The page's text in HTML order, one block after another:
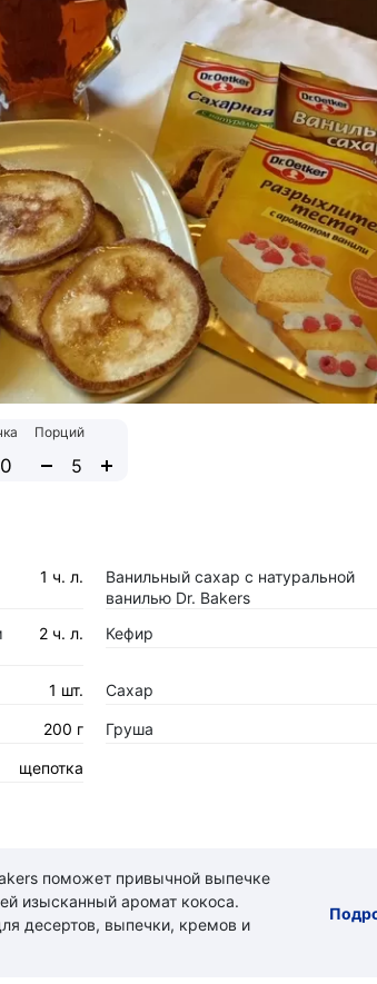
Порций
1 ч. л.
Ванильный сахар с натуральной
ванилью Dr. Bakers
2 ч. л. Кефир
1 шт. Сахар
200 г Груша
щепотка
поможет привычной выпечке
изысканный аромат кокоса.
десертов, выпечки, кремов и